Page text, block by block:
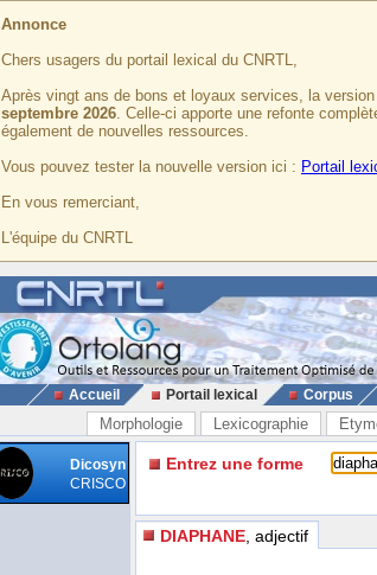
Annonce
Chers usagers du portail lexical du CNRTL,
Après vingt ans de bons et loyaux services, la
septembre 2026. Celle-ci apporte une refonte
également de nouvelles ressources.
Vous pouvez tester la nouvelle version ici : Portail
En vous remerciant,
L'équipe du CNRTL
Accueil Portail lexical Corpus
Morphologie Lexicographie
Dicosyn
CRISCO
Entrez une forme
DIAPHANE , adjectif